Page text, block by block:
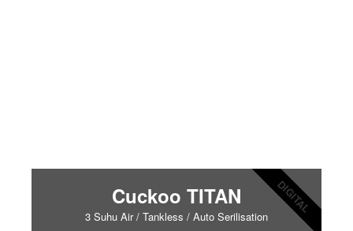
Cuckoo TITAN
3 Suhu Air / Tankless / Auto Serilisation
DIGITAL